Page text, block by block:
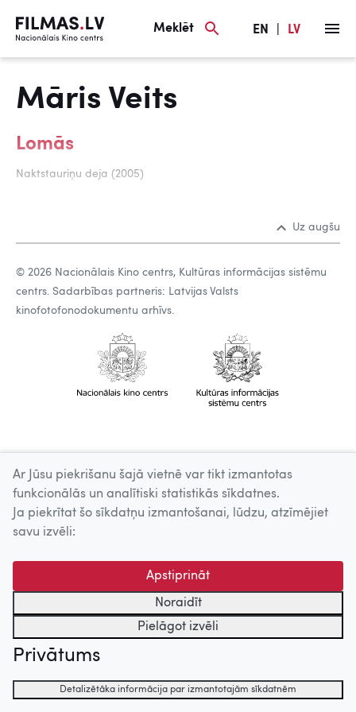
Meklēt EN LV
Māris Veits
Lomās
Naktstauriņu deja (2005)
Uz augšu
© 2026 Nacionālais Kino centrs, Kultūras informācijas sistēmu
centrs. Sadarbības partneris: Latvijas Valsts
kinofotofonodokumentu arhīvs.
Ar Jūsu piekrišanu šajā vietnē var tikt izmantotas
funkcionālās un analītiski statistikās sīkdatnes.
Ja piekrītat šo sīkdatņu izmantošanai, lūdzu, atzīmējiet
savu izvēli:
Apstiprināt
Noraidīt
Pielāgot izvēli
Privātums
Detalizētāka informācija par izmantotajām sīkdatnēm